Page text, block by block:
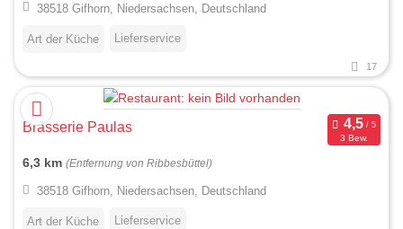
38518 Gifhorn, Niedersachsen, Deutschland
Art der Küche Lieferservice
17
Brasserie Paulas
3 Bew.
6,3 km (Entfernung von Ribbesbüttel)
38518 Gifhorn, Niedersachsen, Deutschland
Art der Küche Lieferservice